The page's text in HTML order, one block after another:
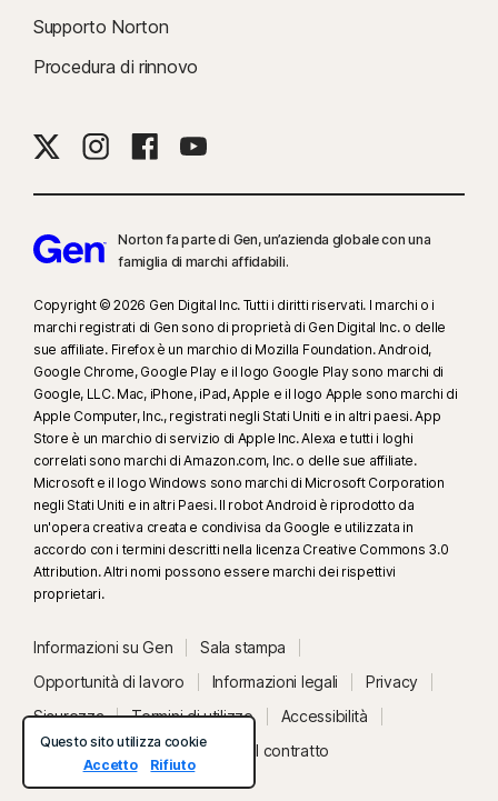
Supporto Norton
Procedura di rinnovo
Norton fa parte di Gen, un’azienda globale con una
famiglia di marchi affidabili.
Copyright © 2026 Gen Digital Inc. Tutti i diritti riservati. I marchi o i
marchi registrati di Gen sono di proprietà di Gen Digital Inc. o delle
sue affiliate. Firefox è un marchio di Mozilla Foundation. Android,
Google Chrome, Google Play e il logo Google Play sono marchi di
Google, LLC. Mac, iPhone, iPad, Apple e il logo Apple sono marchi di
Apple Computer, Inc., registrati negli Stati Uniti e in altri paesi. App
Store è un marchio di servizio di Apple Inc. Alexa e tutti i loghi
correlati sono marchi di Amazon.com, Inc. o delle sue affiliate.
Microsoft e il logo Windows sono marchi di Microsoft Corporation
negli Stati Uniti e in altri Paesi. Il robot Android è riprodotto da
un'opera creativa creata e condivisa da Google e utilizzata in
accordo con i termini descritti nella licenza Creative Commons 3.0
Attribution. Altri nomi possono essere marchi dei rispettivi
proprietari.
Informazioni su Gen
Sala stampa
Opportunità di lavoro
Informazioni legali
Privacy
Sicurezza
Termini di utilizzo
Accessibilità
Stato del sistema
Recedi dal contratto
Questo sito utilizza cookie
Accetto
Rifiuto